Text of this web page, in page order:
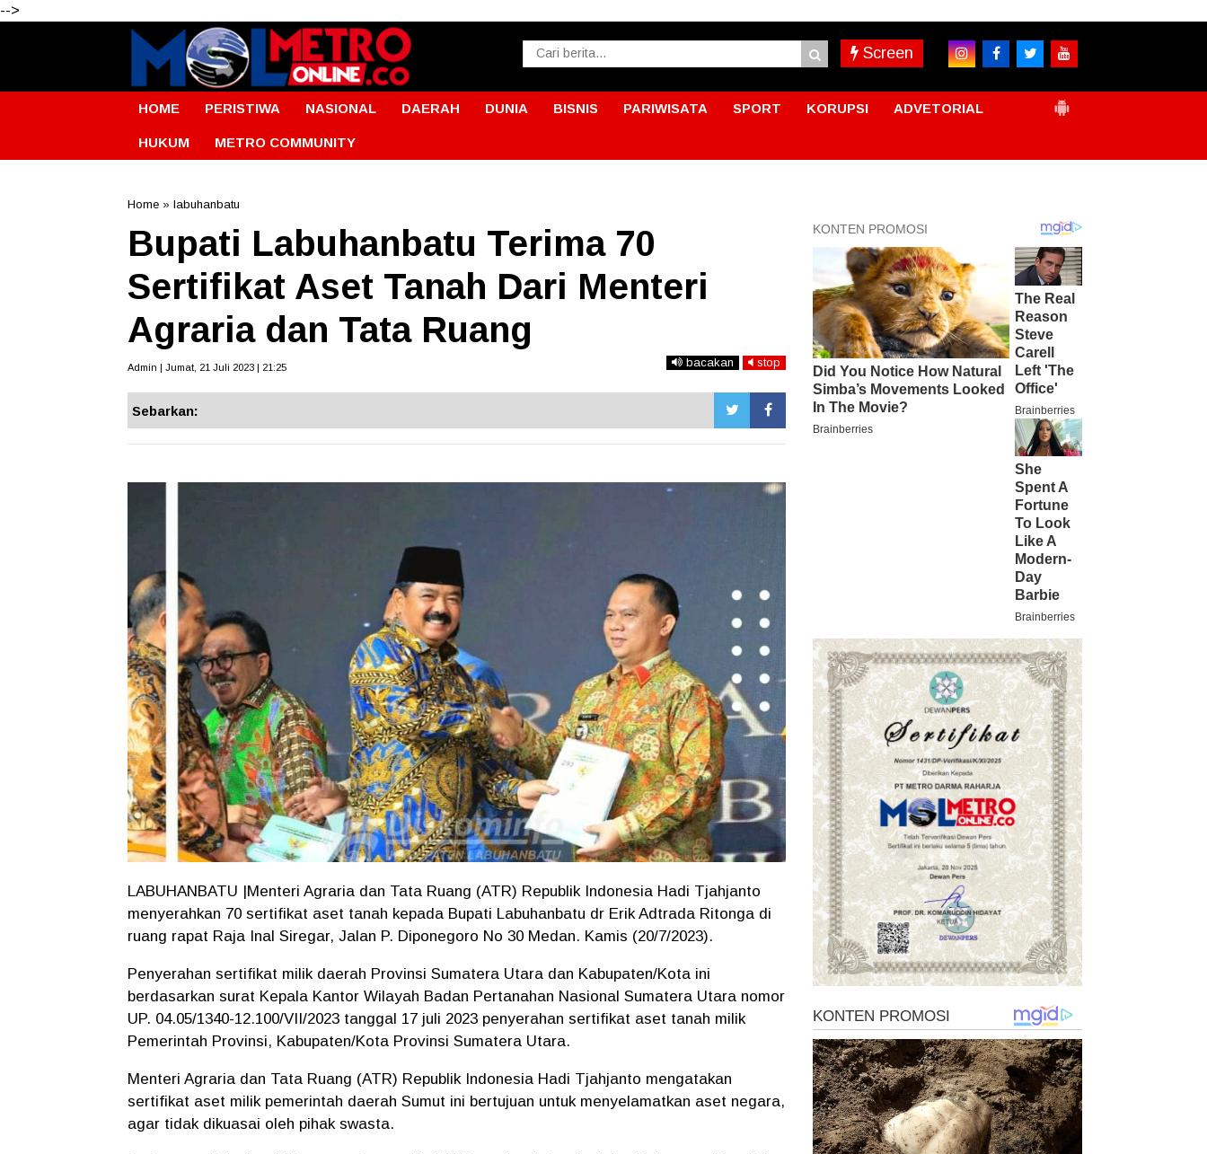
-->
Screen
HOME PERISTIWA NASIONAL DAERAH DUNIA BISNIS PARIWISATA SPORT KORUPSI ADVETORIAL
HUKUM METRO COMMUNITY
Home » labuhanbatu
Bupati Labuhanbatu Terima 70
Sertifikat Aset Tanah Dari Menteri
Agraria dan Tata Ruang
Admin | Jumat, 21 Juli 2023 | 21:25 bacakan stop
Sebarkan:
LABUHANBATU |Menteri Agraria dan Tata Ruang (ATR) Republik Indonesia Hadi Tjahjanto
menyerahkan 70 sertifikat aset tanah kepada Bupati Labuhanbatu dr Erik Adtrada Ritonga di
ruang rapat Raja Inal Siregar, Jalan P. Diponegoro No 30 Medan. Kamis (20/7/2023).
Penyerahan sertifikat milik daerah Provinsi Sumatera Utara dan Kabupaten/Kota ini
berdasarkan surat Kepala Kantor Wilayah Badan Pertanahan Nasional Sumatera Utara nomor
UP. 04.05/1340-12.100/VII/2023 tanggal 17 juli 2023 penyerahan sertifikat aset tanah milik
Pemerintah Provinsi, Kabupaten/Kota Provinsi Sumatera Utara.
Menteri Agraria dan Tata Ruang (ATR) Republik Indonesia Hadi Tjahjanto mengatakan
sertifikat aset milik pemerintah daerah Sumut ini bertujuan untuk menyelamatkan aset negara,
agar tidak dikuasai oleh pihak swasta.